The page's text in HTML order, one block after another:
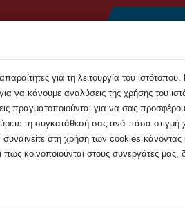
Εκδηλώσεις
στα μέσα ...
στα
για τη λειτουργία του
να κάνουμε αναλύσεις της χρήσης του
πραγματοποιούνται για να σας
τη συγκατάθεσή σας ανά πάσα στιγμή
στη χρήση των cookies
κοινοποιούνται στους συνεργάτες μας,